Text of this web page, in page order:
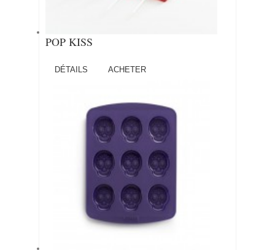
POP KISS
DÉTAILS ACHETER